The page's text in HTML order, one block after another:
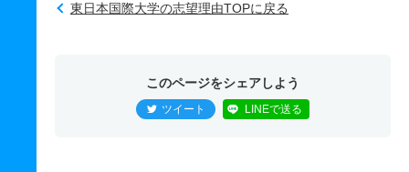
東日本国際大学の志望理由TOPに戻る
このページをシェアしよう
ツイート LINEで送る